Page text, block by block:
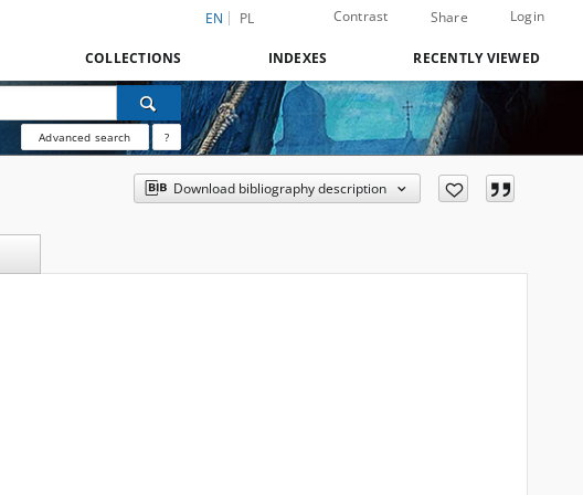
EN PL Contrast Share Login
COLLECTIONS INDEXES RECENTLY VIEWED
Advanced search ?
Download bibliography description